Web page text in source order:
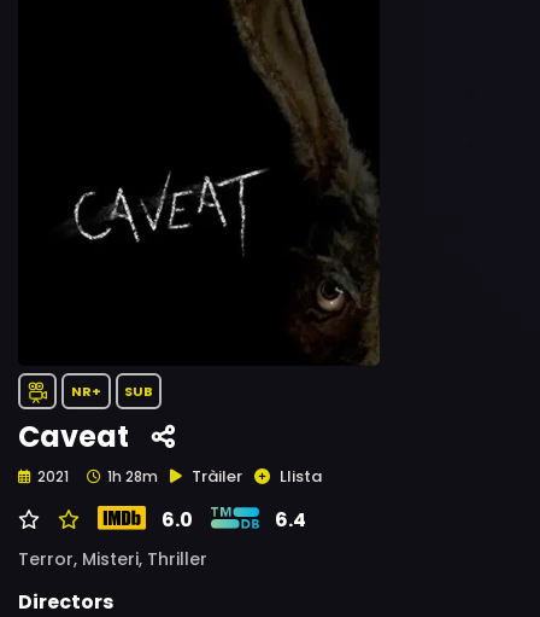
NR+ SUB
Caveat
2021 1h 28m Tràiler Llista
6.0 6.4
Terror, Misteri, Thriller
Directors